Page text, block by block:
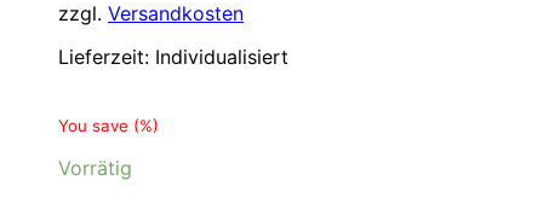
zzgl. Versandkosten
Lieferzeit: Individualisiert
You save (%)
Vorrätig